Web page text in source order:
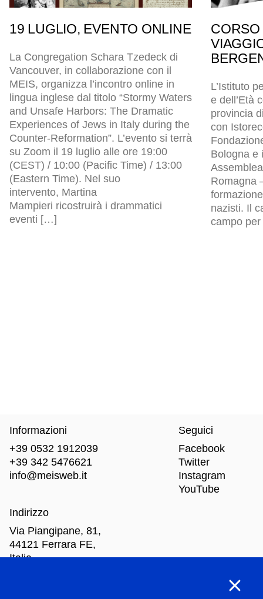
19 LUGLIO, EVENTO ONLINE
La Congregation Schara Tzedeck di
Vancouver, in collaborazione con il
MEIS, organizza l’incontro online in
lingua inglese dal titolo “Stormy Waters
and Unsafe Harbors: The Dramatic
Experiences of Jews in Italy during the
Counter-Reformation”. L’evento si terrà
su Zoom il 19 luglio alle ore 19:00
(CEST) / 10:00 (Pacific Time) / 13:00
(Eastern Time). Nel suo
intervento, Martina
Mampieri ricostruirà i drammatici
eventi […]
L’Istituto
e dell’Età
provincia
con
Bologna e
Romagna
nazisti. Il
campo
Informazioni
+39 0532 1912039
+39 342 5476621
info@meisweb.it
Indirizzo
Via Piangipane, 81,
44121 Ferrara FE,
Italia
Seguici
Facebook
Twitter
Instagram
YouTube